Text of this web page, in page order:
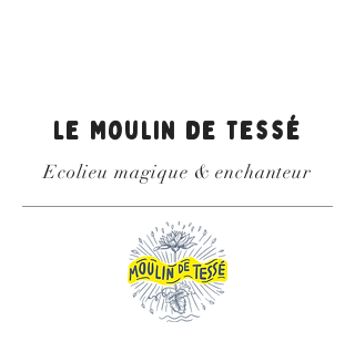
Le Moulin de Tessé
Ecolieu magique & enchanteur